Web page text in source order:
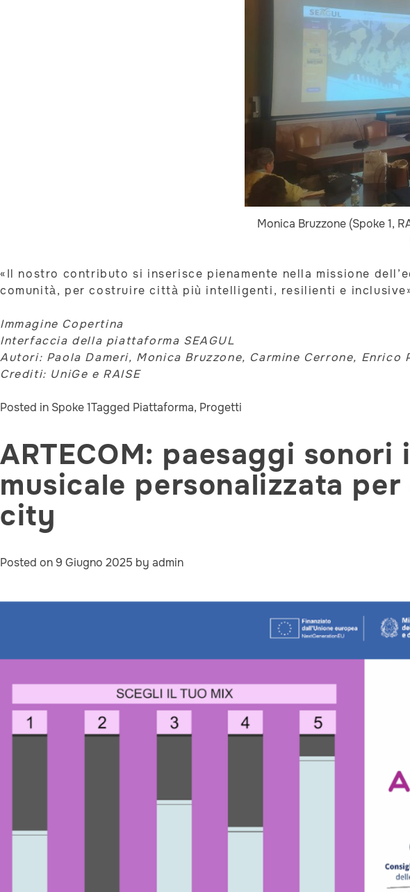
Monica Bruzzone (Spoke 1,
«Il nostro contributo si inserisce pienamente nella missione
comunità, per costruire città più intelligenti, resilienti e
Immagine Copertina
Interfaccia della piattaforma SEAGUL
Autori: Paola Dameri, Monica Bruzzone, Carmine Cerrone,
Crediti: UniGe e RAISE
Posted in Spoke 1Tagged Piattaforma, Progetti
ARTECOM: paesaggi
musicale personalizzata
city
Posted on 9 Giugno 2025 by admin